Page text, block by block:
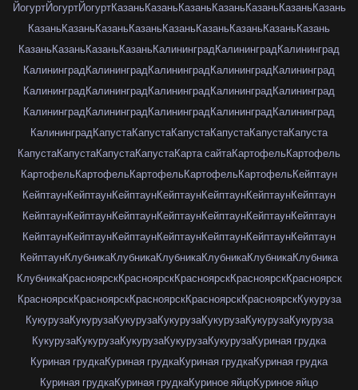
ЙогуртЙогуртЙогуртКазаньКазаньКазаньКазаньКазаньКазаньКазань
КазаньКазаньКазаньКазаньКазаньКазаньКазаньКазаньКазань
КазаньКазаньКазаньКазаньКалининградКалининградКалининград
КалининградКалининградКалининградКалининградКалининград
КалининградКалининградКалининградКалининградКалининград
КалининградКалининградКалининградКалининградКалининград
КалининградКапустаКапустаКапустаКапустаКапустаКапуста
КапустаКапустаКапустаКапустаКарта сайтаКартофельКартофель
КартофельКартофельКартофельКартофельКартофельКейптаун
КейптаунКейптаунКейптаунКейптаунКейптаунКейптаунКейптаун
КейптаунКейптаунКейптаунКейптаунКейптаунКейптаунКейптаун
КейптаунКейптаунКейптаунКейптаунКейптаунКейптаунКейптаун
КейптаунКлубникаКлубникаКлубникаКлубникаКлубникаКлубника
КлубникаКрасноярскКрасноярскКрасноярскКрасноярскКрасноярск
КрасноярскКрасноярскКрасноярскКрасноярскКрасноярскКукуруза
КукурузаКукурузаКукурузаКукурузаКукурузаКукурузаКукуруза
КукурузаКукурузаКукурузаКукурузаКукурузаКуриная грудка
Куриная грудкаКуриная грудкаКуриная грудкаКуриная грудка
Куриная грудкаКуриная грудкаКуриное яйцоКуриное яйцо